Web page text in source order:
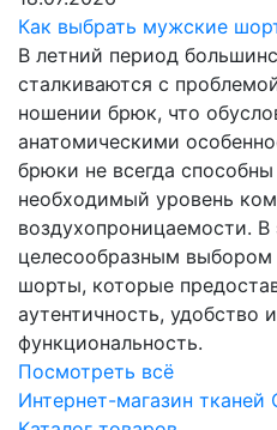
Как выбрать мужские
В летний период
сталкиваются с проблемой
ношении брюк, что
анатомическими
брюки не всегда способны
необходимый уровень
воздухопроницаемости. В
целесообразным выбором
шорты, которые
аутентичность, удобство и
функциональность.
Посмотреть всё
Интернет-магазин тканей